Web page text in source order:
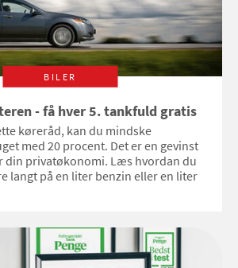
BILER
- få hver 5. tankfuld gratis
køreråd, kan du mindske
med 20 procent. Det er en gevinst
din privatøkonomi. Læs hvordan du
langt på en liter benzin eller en liter